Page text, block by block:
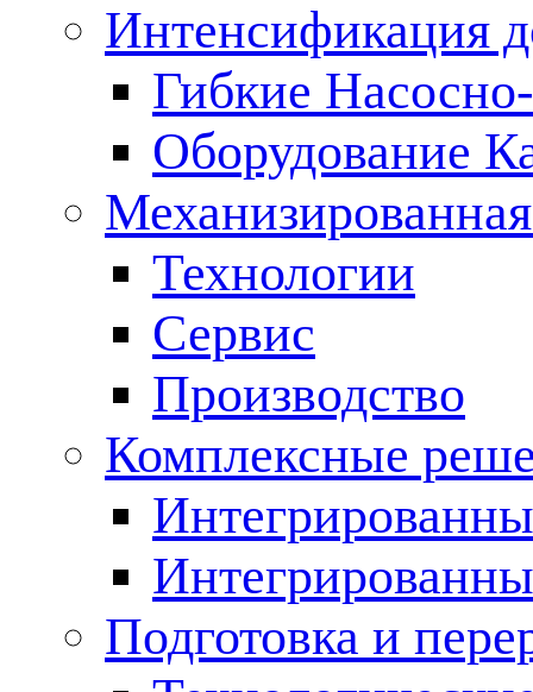
Интенсификация
Гибкие
Оборудование
Технологии
Сервис
Производство
Комплексные
Подготовка и